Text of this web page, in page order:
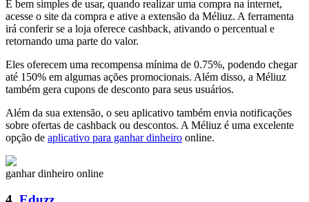
É bem simples de usar, quando realizar uma compra na internet,
acesse o site da compra e ative a extensão da Méliuz. A ferramenta
irá conferir se a loja oferece cashback, ativando o percentual e
retornando uma parte do valor.
Eles oferecem uma recompensa mínima de 0.75%, podendo chegar
até 150% em algumas ações promocionais. Além disso, a Méliuz
também gera cupons de desconto para seus usuários.
Além da sua extensão, o seu aplicativo também envia notificações
sobre ofertas de cashback ou descontos. A Méliuz é uma excelente
opção de aplicativo para ganhar dinheiro online.
ganhar dinheiro online